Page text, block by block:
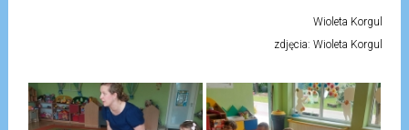
Wioleta Korgul
zdjęcia: Wioleta Korgul